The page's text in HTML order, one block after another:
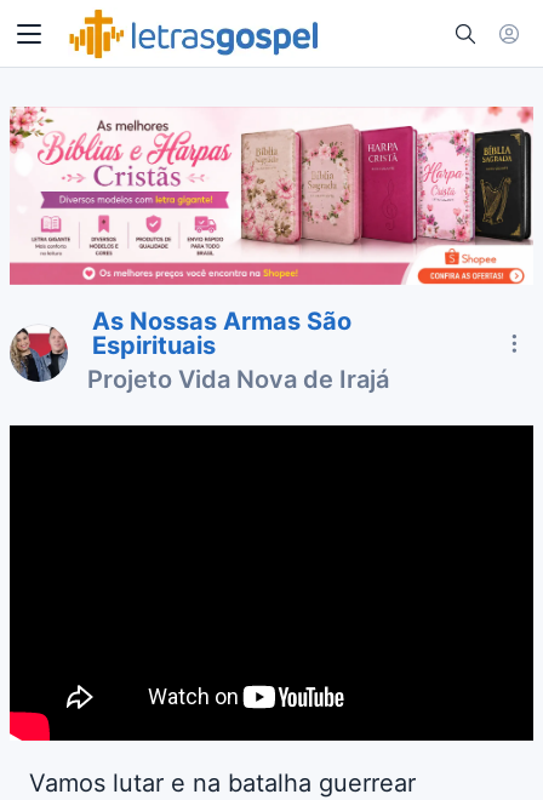
As Nossas Armas São
Espirituais
Projeto Vida Nova de Irajá
Vamos lutar e na batalha guerrear